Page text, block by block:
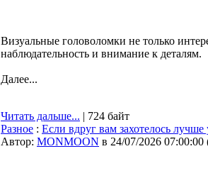
Визуальные головоломки не только
наблюдательность и внимание к деталям.
Далее...
Читать дальше... | 724 байт
Разное : Если вдруг вам захотелось лучше
Автор: MONMOON в 24/07/2026 07:00:00